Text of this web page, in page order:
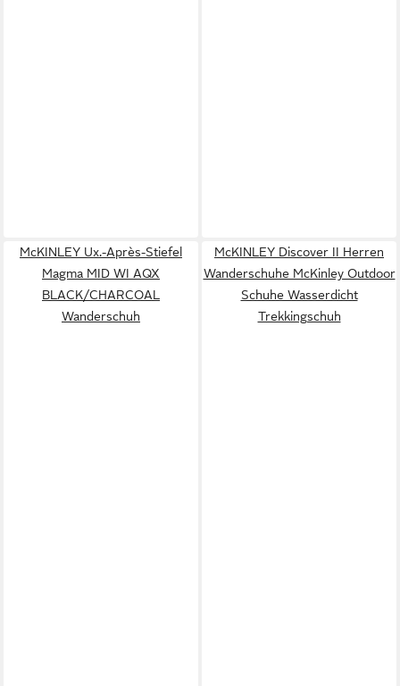
McKINLEY Ux.-Après-Stiefel
Magma MID WI AQX
BLACK/CHARCOAL
Wanderschuh
McKINLEY Discover II Herren
Wanderschuhe McKinley Outdoor
Schuhe Wasserdicht
Trekkingschuh